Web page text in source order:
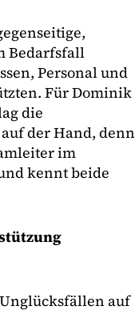
Bedarfsfall
Personal und
Für Dominik
die
der Hand, denn
im
kennt beide
auf